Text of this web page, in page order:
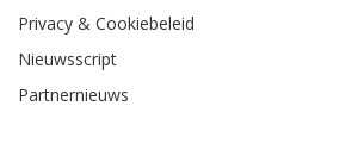
Privacy & Cookiebeleid
Nieuwsscript
Partnernieuws